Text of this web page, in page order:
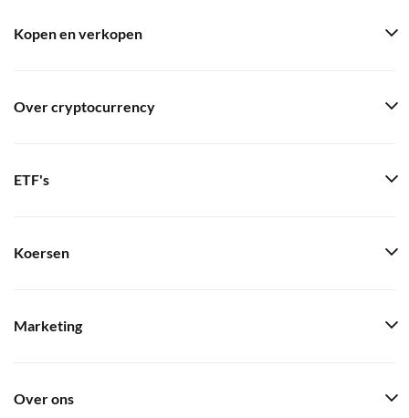
Kopen en verkopen
Over cryptocurrency
ETF's
Koersen
Marketing
Over ons